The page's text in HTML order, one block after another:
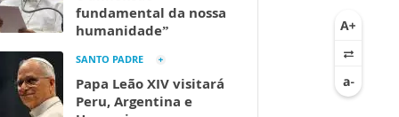
fundamental da nossa
humanidade”
SANTO PADRE
Papa Leão XIV visitará
Peru, Argentina e